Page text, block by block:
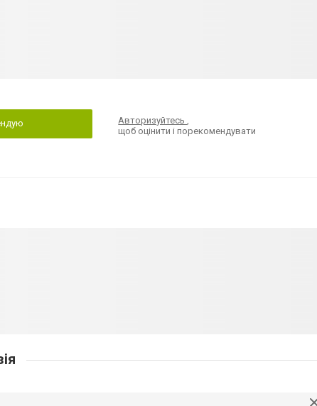
Авторизуйтесь,
щоб оцінити і порекомендувати